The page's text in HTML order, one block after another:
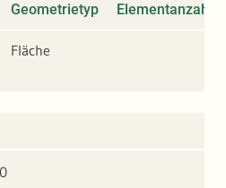
Geometrietyp Elementanzahl
Fläche